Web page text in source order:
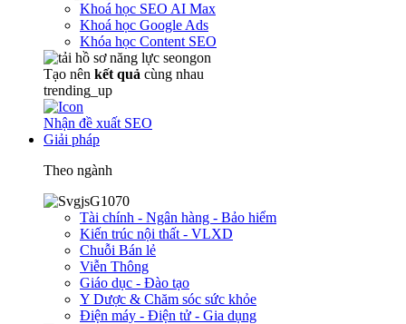
Khoá học SEO AI Max
Khoá học Google Ads
Khóa học Content SEO
Tạo nên kết quả cùng nhau
trending_up
Nhận đề xuất SEO
Giải pháp
Theo ngành
Tài chính - Ngân hàng - Bảo hiểm
Kiến trúc nội thất - VLXD
Chuỗi Bán lẻ
Viễn Thông
Giáo dục - Đào tạo
Y Dược & Chăm sóc sức khỏe
Điện máy - Điện tử - Gia dụng